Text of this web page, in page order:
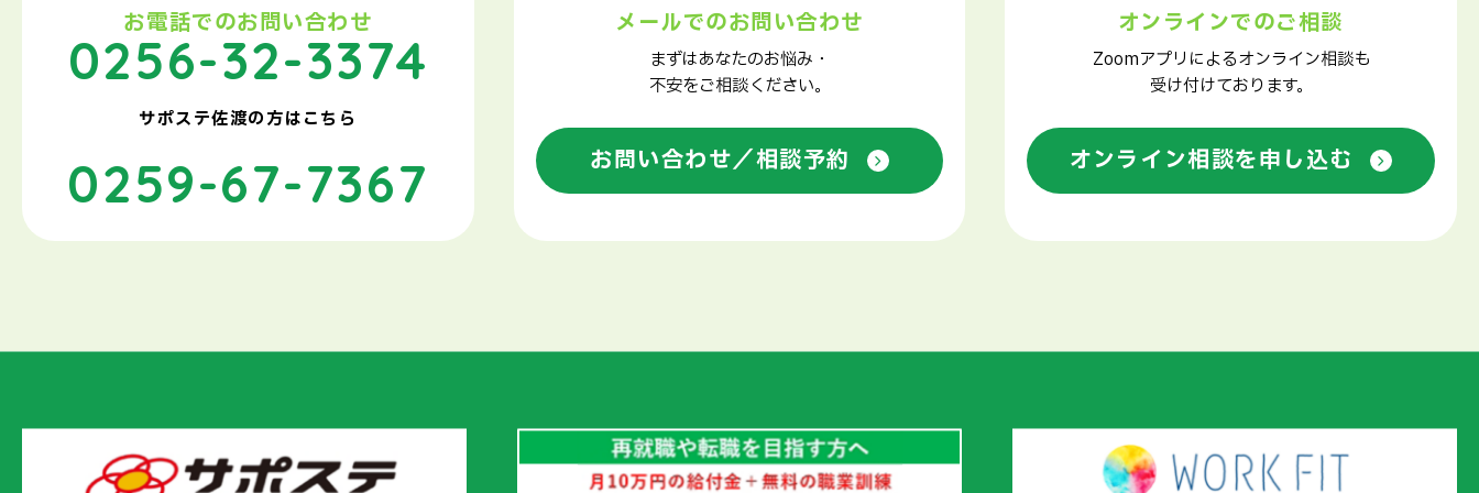
お電話でのお問い合わせ
0256-32-3374
サポステ佐渡の方はこちら
0259-67-7367
メールでのお問い合わせ
まずはあなたのお悩み・
不安をご相談ください。
お問い合わせ／相談予約
オンラインでのご相談
Zoomアプリによるオンライン相談も
受け付けております。
オンライン相談を申し込む